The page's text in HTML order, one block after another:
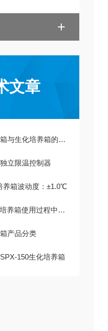
文章
生化培养箱的区别
立限温控制器
养箱波动度：±1.0℃
使用过程中应注意事项
产品分类
150生化培养箱